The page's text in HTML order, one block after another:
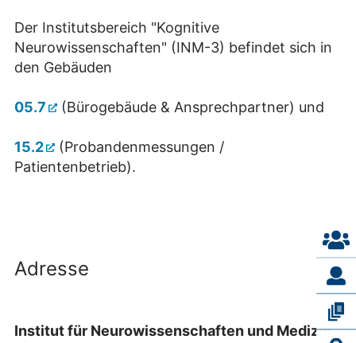
Der Institutsbereich "Kognitive
Neurowissenschaften" (INM-3) befindet sich in
den Gebäuden
05.7 (Bürogebäude & Ansprechpartner) und
15.2
(Probandenmessungen /
Patientenbetrieb).
Adresse
Institut für Neurowissenschaften und Medizin,